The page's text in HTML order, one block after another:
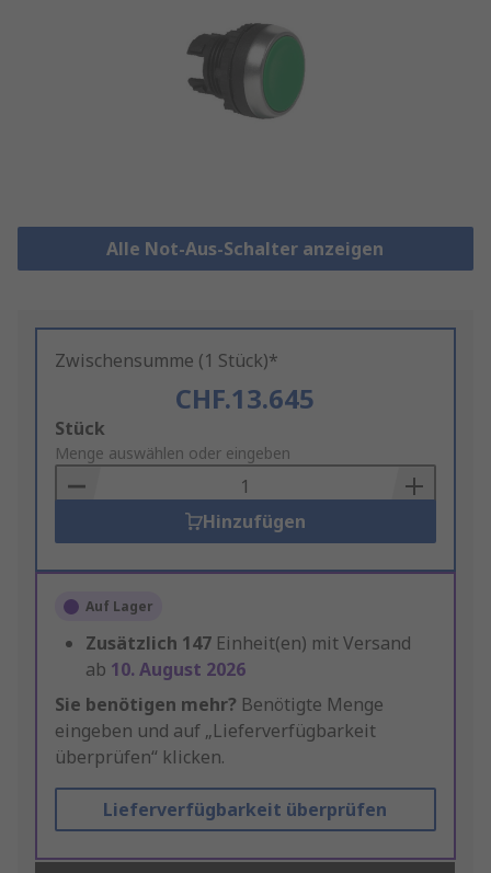
Alle Not-Aus-Schalter anzeigen
Zwischensumme (1 Stück)*
CHF.13.645
Add
to
Basket
Stück
Menge auswählen oder eingeben
Hinzufügen
Auf Lager
Zusätzlich 147 Einheit(en) mit Versand
ab 10. August 2026
Sie benötigen mehr? Benötigte Menge
eingeben und auf „Lieferverfügbarkeit
überprüfen“ klicken.
Lieferverfügbarkeit überprüfen